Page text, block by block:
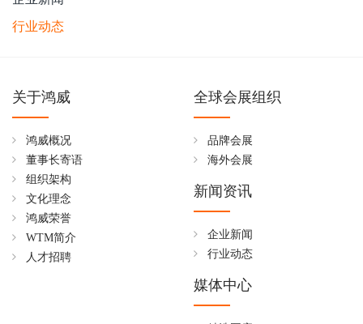
行业动态
关于鸿威
鸿威概况
董事长寄语
组织架构
文化理念
鸿威荣誉
WTM简介
人才招聘
全球会展组织
品牌会展
海外会展
新闻资讯
企业新闻
行业动态
媒体中心